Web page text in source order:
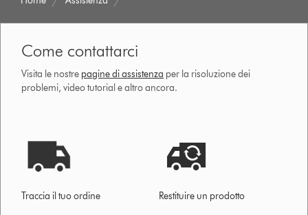
Come contattarci
Visita le nostre pagine di assistenza per la risoluzione dei
problemi, video tutorial e altro ancora.
Traccia il tuo ordine Restituire un prodotto